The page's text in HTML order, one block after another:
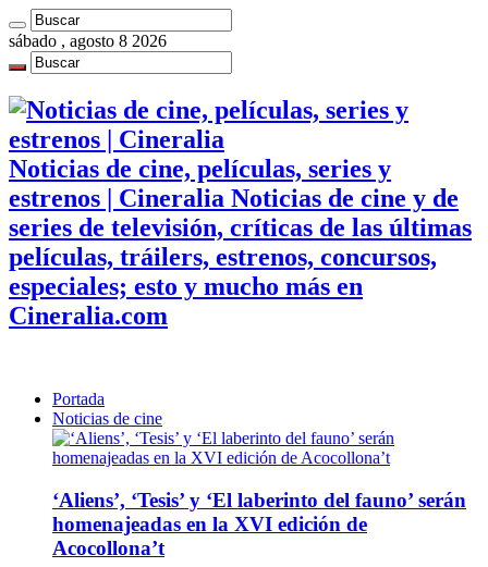
sábado , agosto 8 2026
Noticias de cine, películas, series y
estrenos | Cineralia Noticias de cine y de
series de televisión, críticas de las últimas
películas, tráilers, estrenos, concursos,
especiales; esto y mucho más en
Cineralia.com
Portada
Noticias de cine
‘Aliens’, ‘Tesis’ y ‘El laberinto del fauno’ serán
homenajeadas en la XVI edición de
Acocollona’t